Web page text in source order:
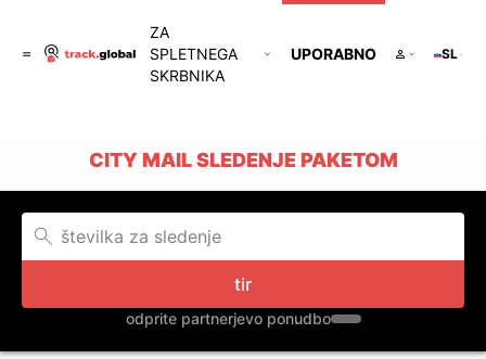
ZA
SPLETNEGA
SKRBNIKA
UPORABNO SL
CITY MAIL SLEDENJE PAKETOM
tir
odprite partnerjevo ponudbo